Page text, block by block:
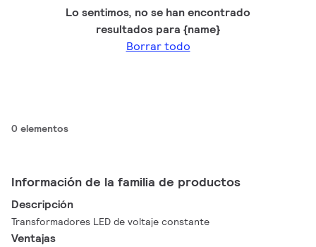
Lo sentimos, no se han encontrado
resultados para {name}
Borrar todo
0 elementos
Información de la familia de productos
Descripción
Transformadores LED de voltaje constante
Ventajas